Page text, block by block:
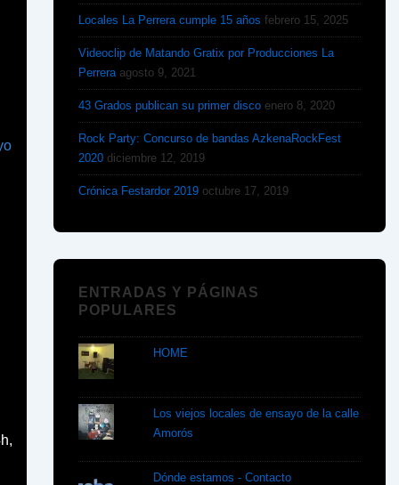
Locales La Perrera cumple 15 años febrero 15, 2025
Videoclip de Matando Gratix por Producciones La
Perrera agosto 9, 2021
43 Grados publican su primer disco enero 8, 2020
Rock Party: Concurso de bandas AzkenaRockFest
2020 diciembre 12, 2019
Crónica Festardor 2019 octubre 17, 2019
ENTRADAS Y PÁGINAS
POPULARES
HOME
Los viejos locales de ensayo de la calle
Amorós
Dónde estamos - Contacto